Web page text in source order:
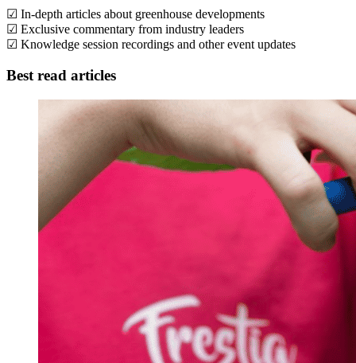
☑ In-depth articles about greenhouse developments
☑ Exclusive commentary from industry leaders
☑ Knowledge session recordings and other event updates
Best read articles